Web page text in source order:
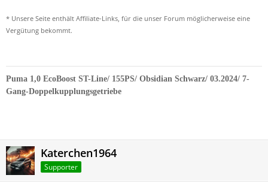
* Unsere Seite enthält Affiliate-Links, für die unser Forum möglicherweise eine
Vergütung bekommt.
Puma 1,0 EcoBoost ST-Line/ 155PS/ Obsidian Schwarz/ 03.2024/ 7-
Gang-Doppelkupplungsgetriebe
Katerchen1964
Supporter